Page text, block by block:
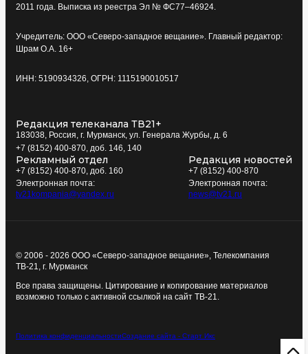
2011 года. Выписка из реестра Эл № ФС77–46924.
Учредитель: ООО «Северо-западное вещание». Главный редактор:
Шрам О.А. 16+
ИНН: 5190934326, ОГРН: 1115190010517
Редакция телеканала ТВ21+
183038, Россия, г. Мурманск, ул. Генерала Журбы, д. 6
+7 (8152) 400-870, доб. 146, 140
Рекламный отдел
+7 (8152) 400-870, доб. 160
Электронная почта:
tv21kompania@yandex.ru
Редакция новостей
+7 (8152) 400-870
Электронная почта:
news@tv21.ru
© 2006 - 2026 ООО «Северо-западное вещание», Телекомпания
ТВ-21, г. Мурманск
Все права защищены. Цитирование и копирование материалов
возможно только с активной ссылкой на сайт ТВ-21.
Политика конфиденциальностиСоздание сайта - Старт Икс